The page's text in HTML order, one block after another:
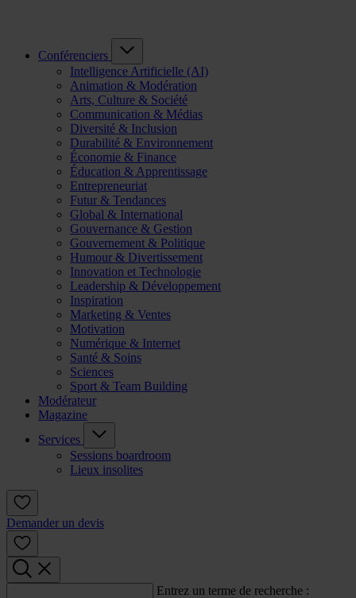
Conférenciers
Intelligence Artificielle (AI)
Animation & Modération
Arts, Culture & Société
Communication & Médias
Diversité & Inclusion
Durabilité & Environnement
Économie & Finance
Éducation & Apprentissage
Entrepreneuriat
Futur & Tendances
Global & International
Gouvernance & Gestion
Gouvernement & Politique
Humour & Divertissement
Innovation et Technologie
Leadership & Développement
Inspiration
Marketing & Ventes
Motivation
Numérique & Internet
Santé & Soins
Sciences
Sport & Team Building
Modérateur
Magazine
Services
Sessions boardroom
Lieux insolites
Demander un devis
Entrez un terme de recherche :